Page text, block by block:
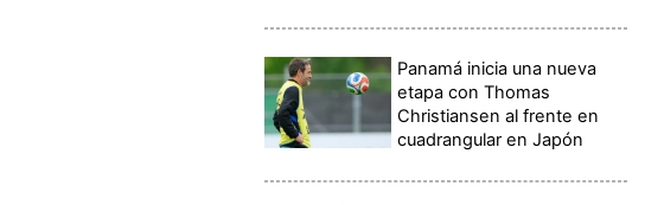
Panamá inicia una nueva
etapa con Thomas
Christiansen al frente en
cuadrangular en Japón